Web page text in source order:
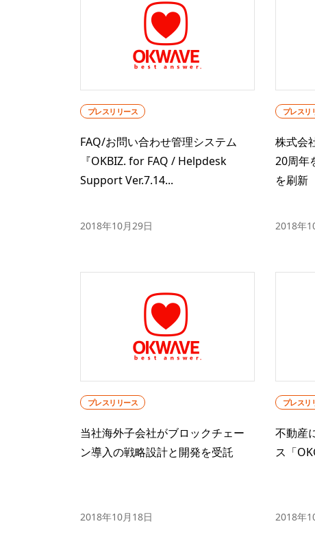
プレスリリース
FAQ/お問い合わせ管理システム
『OKBIZ. for FAQ / Helpdesk
Support Ver.7.14...
2018年10月29日
プレスリ
株式会
20周年
を刷新
2018年
プレスリリース
当社海外子会社がブロックチェー
ン導入の戦略設計と開発を受託
2018年10月18日
プレスリ
不動産
ス「
2018年